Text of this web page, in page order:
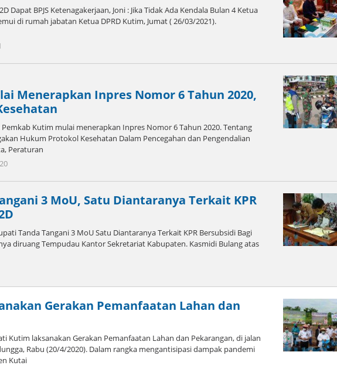
Dapat BPJS Ketenagakerjaan, Joni : Jika Tidak Ada Kendala Bulan 4 Ketua
di rumah jabatan Ketua DPRD Kutim, Jumat ( 26/03/2021).
Menerapkan Inpres Nomor 6 Tahun 2020,
Pemkab Kutim mulai menerapkan Inpres Nomor 6 Tahun 2020. Tentang
Hukum Protokol Kesehatan Dalam Pencegahan dan Pengendalian
Peraturan
3 MoU, Satu Diantaranya Terkait KPR
Tanda Tangani 3 MoU Satu Diantaranya Terkait KPR Bersubsidi Bagi
diruang Tempudau Kantor Sekretariat Kabupaten. Kasmidi Bulang atas
Gerakan Pemanfaatan Lahan dan
Kutim laksanakan Gerakan Pemanfaatan Lahan dan Pekarangan, di jalan
Rabu (20/4/2020). Dalam rangka mengantisipasi dampak pandemi
Kutai